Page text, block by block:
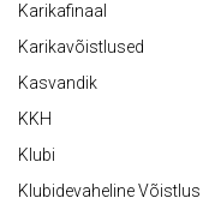
Karikafinaal
Karikavõistlused
Kasvandik
KKH
Klubi
Klubidevaheline Võistlus